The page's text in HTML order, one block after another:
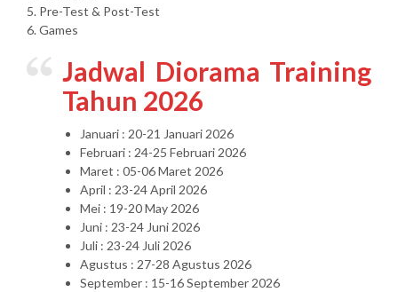
5. Pre-Test & Post-Test
6. Games
Jadwal Diorama Training
Tahun 2026
Januari : 20-21 Januari 2026
Februari : 24-25 Februari 2026
Maret : 05-06 Maret 2026
April : 23-24 April 2026
Mei : 19-20 May 2026
Juni : 23-24 Juni 2026
Juli : 23-24 Juli 2026
Agustus : 27-28 Agustus 2026
September : 15-16 September 2026